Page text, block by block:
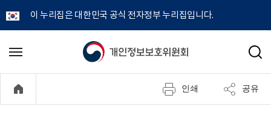
이 누리집은 대한민국 공식 전자정부 누리집입니다.
개
정
메
기
검
인쇄 공유